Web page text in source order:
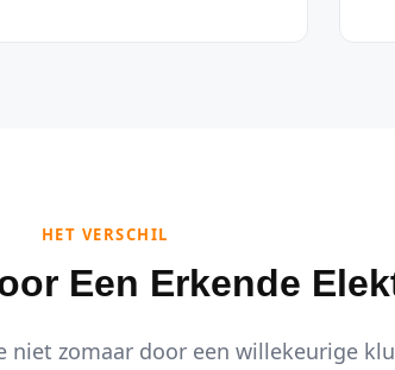
HET VERSCHIL
Een Erkende
zomaar door een willekeurige